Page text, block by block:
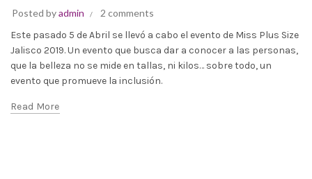
Posted byadmin
2 comments
Este pasado 5 de Abril se llevó a cabo el evento de Miss Plus Size
Jalisco 2019. Un evento que busca dar a conocer a las personas,
que la belleza no se mide en tallas, ni kilos… sobre todo, un
evento que promueve la inclusión.
Read More